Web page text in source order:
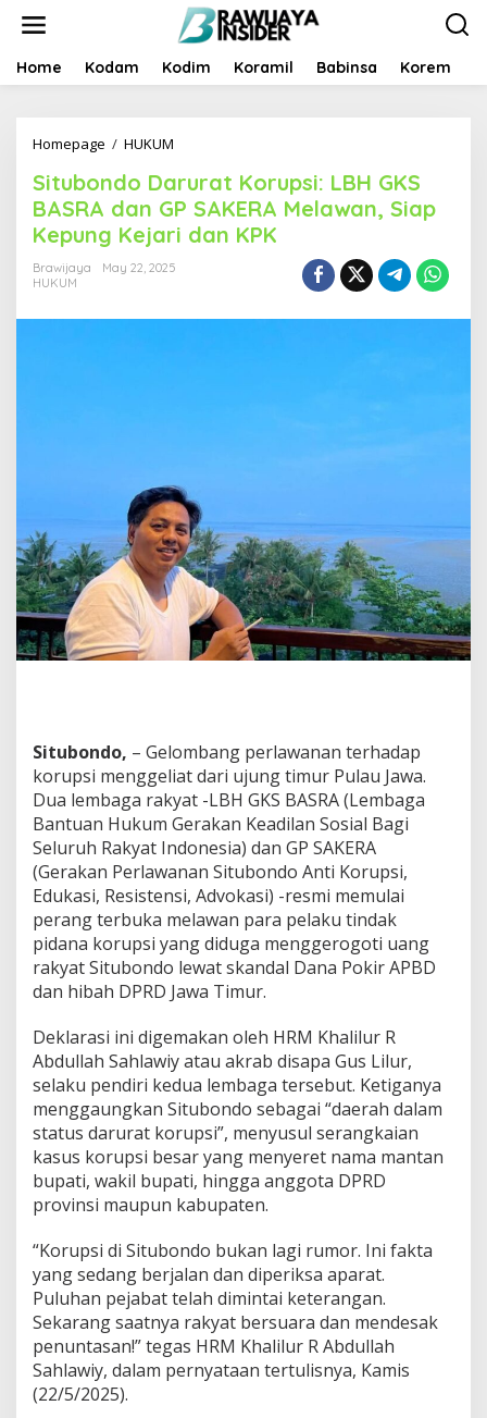
t
Home Kodam Kodim Koramil Babinsa Korem
Homepage / HUKUM
t
u
b
o
n
D
r
u
p
s
i
A
S
A
d
a
n
G
P
S
A
K
E
M
e
l
a
a
n
,
S
p
K
e
p
u
n
g
Situbondo Darurat Korupsi: LBH GKS
BASRA dan GP SAKERA Melawan, Siap
Kepung Kejari dan KPK
Brawijaya
May 22, 2025
HUKUM
Situbondo, – Gelombang perlawanan terhadap
korupsi menggeliat dari ujung timur Pulau Jawa.
Dua lembaga rakyat -LBH GKS BASRA (Lembaga
Bantuan Hukum Gerakan Keadilan Sosial Bagi
Seluruh Rakyat Indonesia) dan GP SAKERA
(Gerakan Perlawanan Situbondo Anti Korupsi,
Edukasi, Resistensi, Advokasi) -resmi memulai
perang terbuka melawan para pelaku tindak
pidana korupsi yang diduga menggerogoti uang
rakyat Situbondo lewat skandal Dana Pokir APBD
dan hibah DPRD Jawa Timur.
Deklarasi ini digemakan oleh HRM Khalilur R
Abdullah Sahlawiy atau akrab disapa Gus Lilur,
selaku pendiri kedua lembaga tersebut. Ketiganya
menggaungkan Situbondo sebagai “daerah dalam
status darurat korupsi”, menyusul serangkaian
kasus korupsi besar yang menyeret nama mantan
bupati, wakil bupati, hingga anggota DPRD
provinsi maupun kabupaten.
“Korupsi di Situbondo bukan lagi rumor. Ini fakta
yang sedang berjalan dan diperiksa aparat.
Puluhan pejabat telah dimintai keterangan.
Sekarang saatnya rakyat bersuara dan mendesak
penuntasan!” tegas HRM Khalilur R Abdullah
Sahlawiy, dalam pernyataan tertulisnya, Kamis
(22/5/2025).